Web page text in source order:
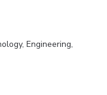
Engineering,